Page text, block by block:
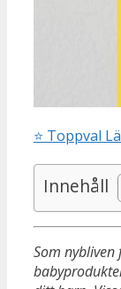
⭐ Toppval
Innehåll
Som